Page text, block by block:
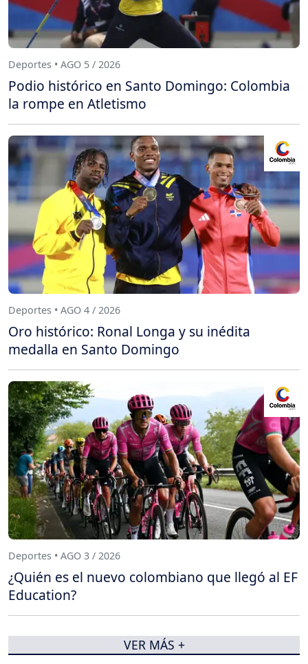
Deportes • AGO 5 / 2026
Podio histórico en Santo Domingo: Colombia
la rompe en Atletismo
Deportes • AGO 4 / 2026
Oro histórico: Ronal Longa y su inédita
medalla en Santo Domingo
Deportes • AGO 3 / 2026
¿Quién es el nuevo colombiano que llegó al EF
Education?
VER MÁS +